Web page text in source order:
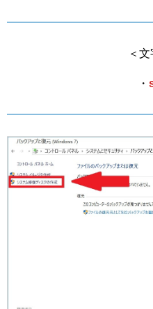
＜文
・